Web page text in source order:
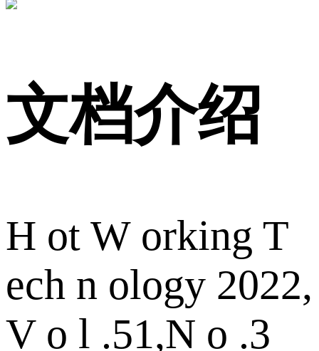
文档介绍
H ot W orking T
ech n ology 2022,
V o l .51,N o .3